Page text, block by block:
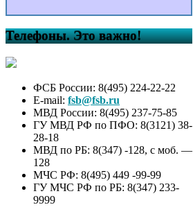
Телефоны. Это важно!
ФСБ России: 8(495) 224-22-22
E-mail: fsb@fsb.ru
МВД России: 8(495) 237-75-85
ГУ МВД РФ по ПФО: 8(3121) 38-
28-18
МВД по РБ: 8(347) -128, с моб. —
128
МЧС РФ: 8(495) 449 -99-99
ГУ МЧС РФ по РБ: 8(347) 233-
9999